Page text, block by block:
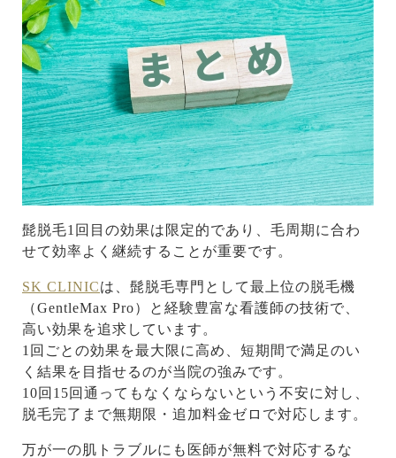
髭脱毛1回目の効果は限定的であり、毛周期に合わ
せて効率よく継続することが重要です。
SK CLINICは、髭脱毛専門として最上位の脱毛機
（GentleMax Pro）と経験豊富な看護師の技術で、
高い効果を追求しています。
1回ごとの効果を最大限に高め、短期間で満足のい
く結果を目指せるのが当院の強みです。
10回15回通ってもなくならないという不安に対し、
脱毛完了まで無期限・追加料金ゼロで対応します。
万が一の肌トラブルにも医師が無料で対応するな